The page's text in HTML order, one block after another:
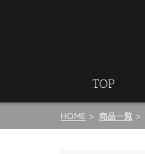
TOP
HOME 商品一覧